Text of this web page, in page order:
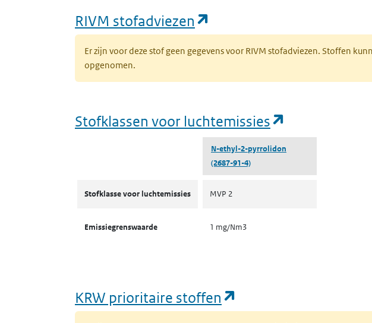
RIVM stofadviezen
Er zijn voor deze stof geen gegevens voor RIVM stofadviezen. Stoffen
opgenomen.
Stofklassen voor luchtemissies
N-ethyl-2-pyrrolidon
(2687-91-4)
Stofklasse voor luchtemissies MVP 2
Emissiegrenswaarde 1 mg/Nm3
KRW prioritaire stoffen